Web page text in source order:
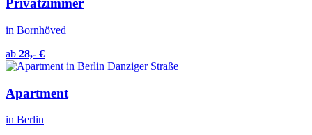
Privatzimmer
in Bornhöved
ab 28,- €
Apartment
in Berlin